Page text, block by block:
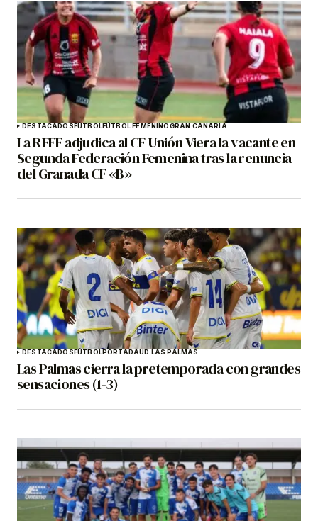
DESTACADOSFÚTBOLFÚTBOL FEMENINOGRAN CANARIA
La RFEF adjudica al CF Unión Viera la vacante en
Segunda Federación Femenina tras la renuncia
del Granada CF «B»
DESTACADOSFÚTBOLPORTADAUD LAS PALMAS
Las Palmas cierra la pretemporada con grandes
sensaciones (1-3)